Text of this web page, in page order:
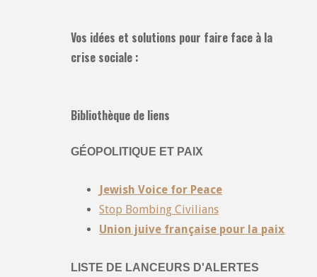
Vos idées et solutions pour faire face à la
crise sociale :
Bibliothèque de liens
GÉOPOLITIQUE ET PAIX
Jewish Voice for Peace
Stop Bombing Civilians
Union juive française pour la paix
LISTE DE LANCEURS D'ALERTES